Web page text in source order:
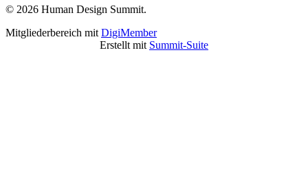
© 2026 Human Design Summit.
Mitgliederbereich mit DigiMember
Erstellt mit Summit-Suite